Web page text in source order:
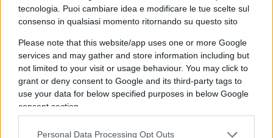
tecnologia. Puoi cambiare idea e modificare le tue scelte sul
consenso in qualsiasi momento ritornando su questo sito
Please note that this website/app uses one or more Google
services and may gather and store information including but
not limited to your visit or usage behaviour. You may click to
grant or deny consent to Google and its third-party tags to
use your data for below specified purposes in below Google
consent section.
Personal Data Processing Opt Outs
Pur non essendo membro attivo di Progresívne
Slovensko – il leader Michal Simecka ha smentito